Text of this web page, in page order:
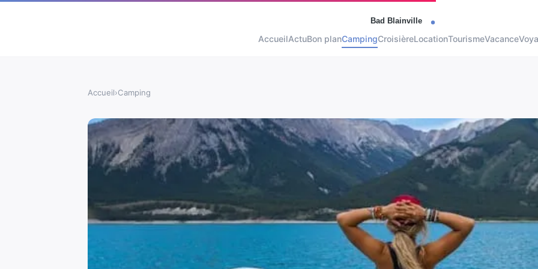
AccueilActuBon planCampingCroisièreLocationTourismeVacance
Accueil›Camping